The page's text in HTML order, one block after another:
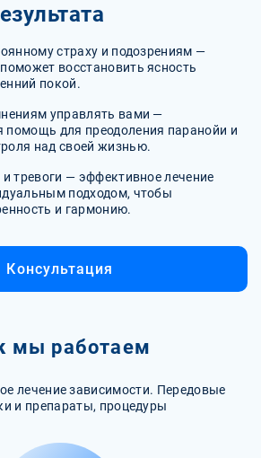
страху и подозрениям —
восстановить ясность
покой.
управлять вами —
помощь для преодоления паранойи и
над своей жизнью.
тревоги — эффективное лечение
подходом, чтобы
и гармонию.
Консультация
мы работаем
лечение зависимости. Передовые
и препараты, процедуры